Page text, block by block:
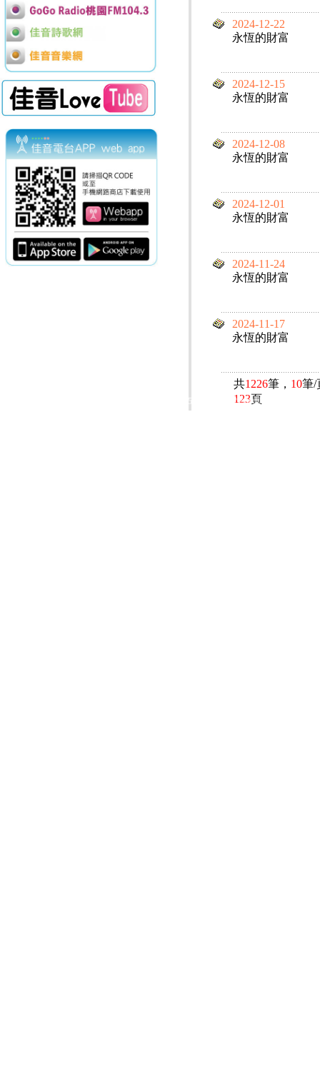
2024-12-22
永恆的財富
2024-12-15
永恆的財富
2024-12-08
永恆的財富
2024-12-01
永恆的財富
2024-11-24
永恆的財富
2024-11-17
永恆的財富
共1226筆， 10筆/
123頁
電話：(02)2369-9050
佳音電台地址：